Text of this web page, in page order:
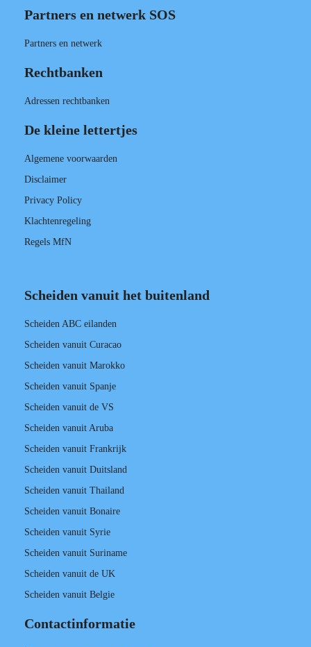
Partners en netwerk SOS
Partners en netwerk
Rechtbanken
Adressen rechtbanken
De kleine lettertjes
Algemene voorwaarden
Disclaimer
Privacy Policy
Klachtenregeling
Regels MfN
Scheiden vanuit het buitenland
Scheiden ABC eilanden
Scheiden vanuit Curacao
Scheiden vanuit Marokko
Scheiden vanuit Spanje
Scheiden vanuit de VS
Scheiden vanuit Aruba
Scheiden vanuit Frankrijk
Scheiden vanuit Duitsland
Scheiden vanuit Thailand
Scheiden vanuit Bonaire
Scheiden vanuit Syrie
Scheiden vanuit Suriname
Scheiden vanuit de UK
Scheiden vanuit Belgie
Contactinformatie